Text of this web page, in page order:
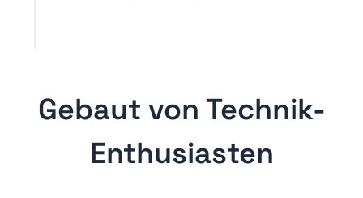
Gebaut von Technik-
Enthusiasten